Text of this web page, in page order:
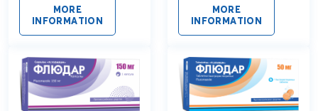
MORE
INFORMATION
MORE
INFORMATION